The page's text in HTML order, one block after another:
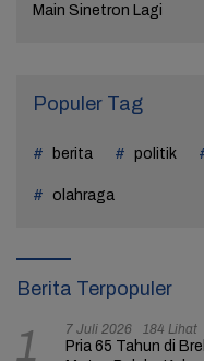
Main Sinetron Lagi
Populer Tag
berita politik
olahraga
Berita Terpopuler
1 7 Juli 2026 184 Lihat
Pria 65 Tahun di